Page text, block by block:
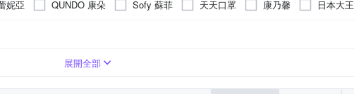
妮亞 QUNDO 康朵 Sofy 蘇菲 天天口罩 康乃馨 日本大王
展開全部